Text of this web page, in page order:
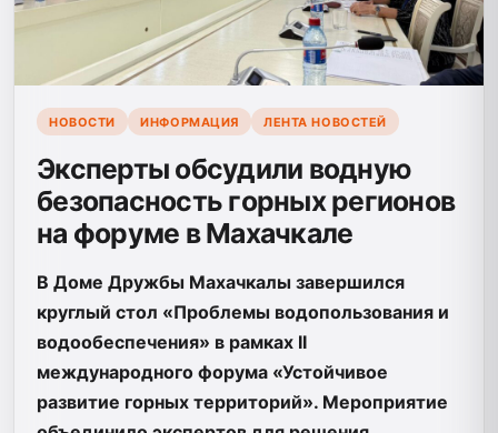
НОВОСТИ ИНФОРМАЦИЯ ЛЕНТА НОВОСТЕЙ
Эксперты обсудили водную
безопасность горных регионов
на форуме в Махачкале
В Доме Дружбы Махачкалы завершился
круглый стол «Проблемы водопользования и
водообеспечения» в рамках II
международного форума «Устойчивое
развитие горных территорий». Мероприятие